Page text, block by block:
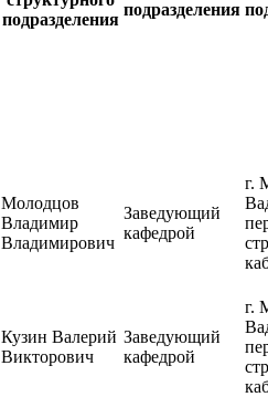
подразделения
подразделения
Молодцов
Владимир
Владимирович
Заведующий
кафедрой
г.
Кузин Валерий
Викторович
Заведующий
кафедрой
г.